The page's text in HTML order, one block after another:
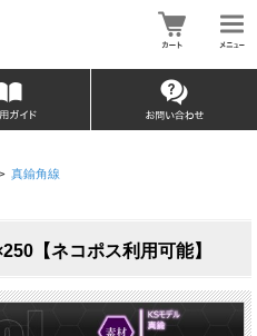
真鍮角線
【ネコポス利用可能】